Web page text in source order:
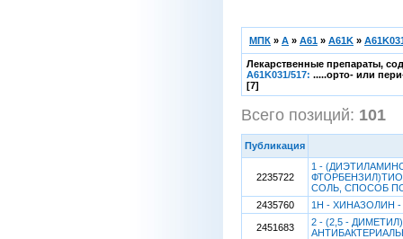
МПК » A » A61 » A61K »
Лекарственные препараты,
A61K031/517: .....орто- или
[7]
Всего позиций: 101
Публикация
2235722
1 -
СОЛЬ, СПОСОБ
2435760
1Н - ХИНАЗОЛИН
2451683
2 - (2,5 -